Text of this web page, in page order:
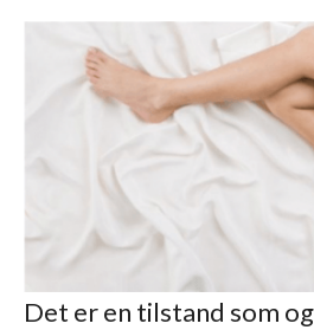
Det er en tilstand som